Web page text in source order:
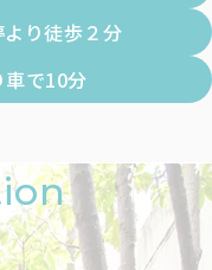
り徒歩２分
車で10分